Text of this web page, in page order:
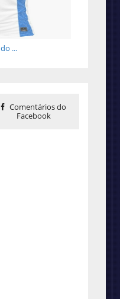
...
Comentários do
Facebook